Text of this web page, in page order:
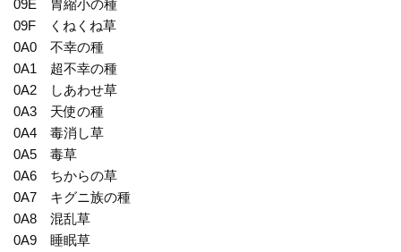
09E 胃縮小の種
09F くねくね草
0A0 不幸の種
0A1 超不幸の種
0A2 しあわせ草
0A3 天使の種
0A4 毒消し草
0A5 毒草
0A6 ちからの草
0A7 キグニ族の種
0A8 混乱草
0A9 睡眠草